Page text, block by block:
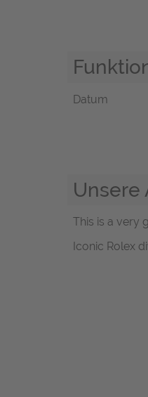
Datum
Unsere
This is a very
Iconic Rolex